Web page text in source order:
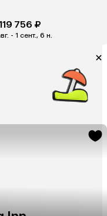
756 ₽
- 1 сент., 6 н.